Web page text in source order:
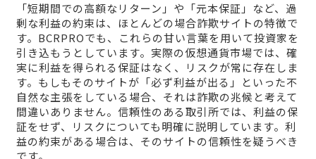
「短期間での高額なリターン」や「元本保証」など、過
剰な利益の約束は、ほとんどの場合詐欺サイトの特徴で
す。BCRPROでも、これらの甘い言葉を用いて投資家を
引き込もうとしています。実際の仮想通貨市場では、確
実に利益を得られる保証はなく、リスクが常に存在しま
す。もしもそのサイトが「必ず利益が出る」といった不
自然な主張をしている場合、それは詐欺の兆候と考えて
間違いありません。信頼性のある取引所では、利益の保
証をせず、リスクについても明確に説明しています。利
益の約束がある場合は、そのサイトの信頼性を疑うべき
です。